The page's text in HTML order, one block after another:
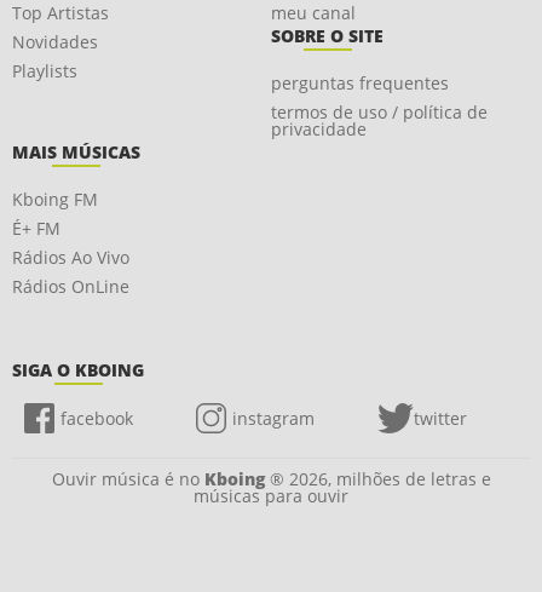
Top Artistas
Novidades
Playlists
meu canal
SOBRE O SITE
perguntas frequentes
termos de uso / política de
privacidade
MAIS MÚSICAS
Kboing FM
É+ FM
Rádios Ao Vivo
Rádios OnLine
SIGA O KBOING
facebook instagram twitter
Ouvir música é no Kboing® 2026, milhões de letras e
músicas para ouvir